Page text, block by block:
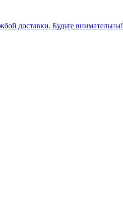
доставки. Будьте внимательны!